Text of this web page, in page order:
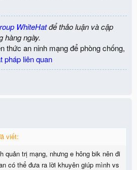
WhiteHatđể thảo luận và cập
hàng ngày.
thức an ninh mạng để phòng chống,
pháp liên quan
viết:
quản trị mạng, nhưng e hông bik nên đi
có thể đưa ra lời khuyên giúp mình vs